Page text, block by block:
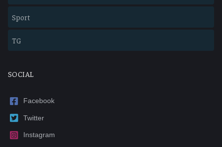
Sport
TG
SOCIAL
Facebook
Twitter
Instagram